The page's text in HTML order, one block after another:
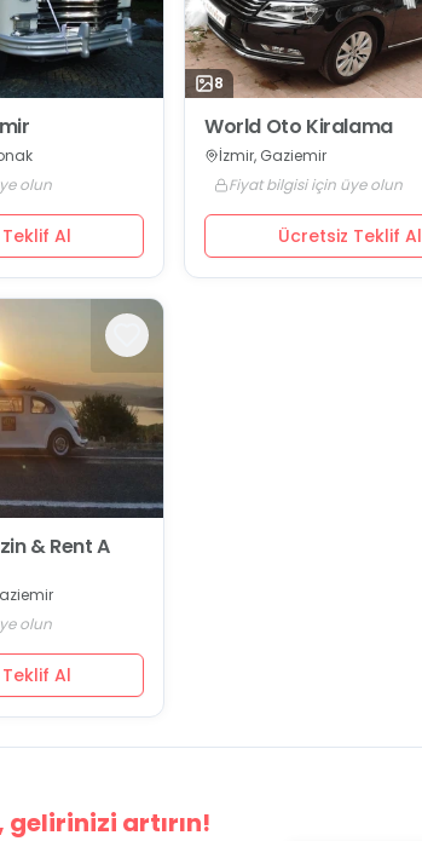
olun
Al
8
World Oto Kiralama
İzmir, Gaziemir
Fiyat bilgisi için üye olun
Ücretsiz Teklif Al
& Rent A
olun
Al
gelirinizi artırın!